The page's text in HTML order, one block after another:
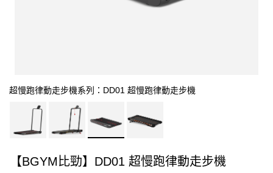
超慢跑律動走步機系列：DD01 超慢跑律動走步機
【BGYM比勁】DD01 超慢跑律動走步機